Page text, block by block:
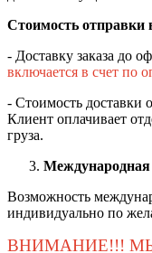
Стоимость отправки
- Доставку заказа до
включается в счет по
- Стоимость доставки
Клиент оплачивает
груза.
Международная
Возможность
индивидуально по
ВНИМАНИЕ!!!